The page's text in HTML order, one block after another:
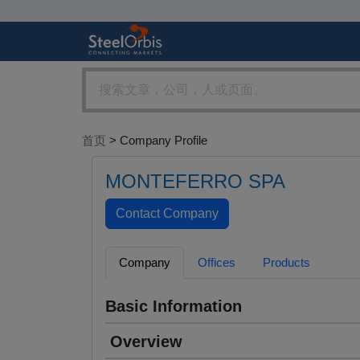
首页 > Company Profile
MONTEFERRO SPA
Company Offices Products
Basic Information
Overview